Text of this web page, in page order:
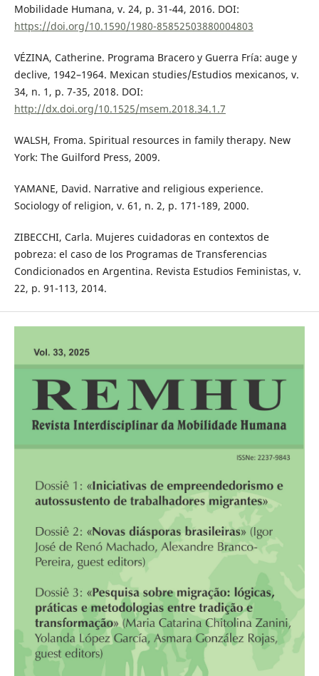
Mobilidade Humana, v. 24, p. 31-44, 2016. DOI:
https://doi.org/10.1590/1980-85852503880004803
VÉZINA, Catherine. Programa Bracero y Guerra Fría: auge y
declive, 1942–1964. Mexican studies/Estudios mexicanos, v.
34, n. 1, p. 7-35, 2018. DOI:
http://dx.doi.org/10.1525/msem.2018.34.1.7
WALSH, Froma. Spiritual resources in family therapy. New
York: The Guilford Press, 2009.
YAMANE, David. Narrative and religious experience.
Sociology of religion, v. 61, n. 2, p. 171-189, 2000.
ZIBECCHI, Carla. Mujeres cuidadoras en contextos de
pobreza: el caso de los Programas de Transferencias
Condicionados en Argentina. Revista Estudios Feministas, v.
22, p. 91-113, 2014.